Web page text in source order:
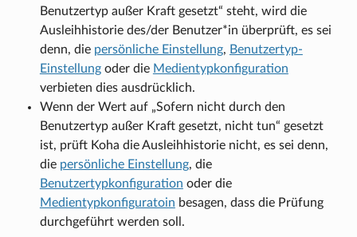
Benutzertyp außer Kraft gesetzt“ steht, wird die
Ausleihhistorie des/der Benutzer*in überprüft, es sei
denn, die persönliche Einstellung, Benutzertyp-
Einstellungoder die Medientypkonfiguration
verbieten dies ausdrücklich.
Wenn der Wert auf „Sofern nicht durch den
Benutzertyp außer Kraft gesetzt, nicht tun“ gesetzt
ist, prüft Koha die Ausleihhistorie nicht, es sei denn,
die persönliche Einstellung, die
Benutzertypkonfiguration oder die
Medientypkonfiguratoin besagen, dass die Prüfung
durchgeführt werden soll.